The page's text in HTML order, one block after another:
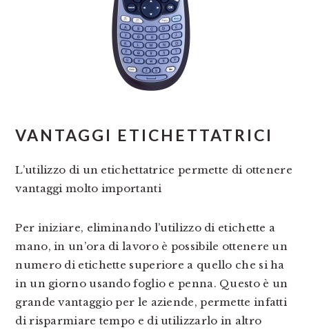
VANTAGGI ETICHETTATRICI
L’utilizzo di un etichettatrice permette di ottenere
vantaggi molto importanti
Per iniziare, eliminando l’utilizzo di etichette a
mano, in un’ora di lavoro è possibile ottenere un
numero di etichette superiore a quello che si ha
in un giorno usando foglio e penna. Questo è un
grande vantaggio per le aziende, permette infatti
di risparmiare tempo e di utilizzarlo in altro